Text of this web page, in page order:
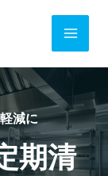
Main
減に
期清